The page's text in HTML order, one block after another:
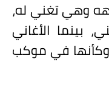
وهي تغني له،
بينما الأغاني
وكأنها في موكب